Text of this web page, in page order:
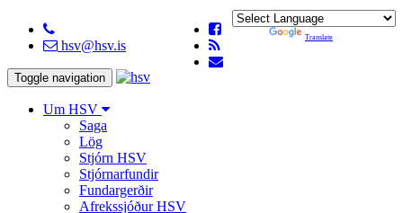
hsv@hsv.is
Translate
Toggle navigation
Um HSV
Saga
Lög
Stjórn HSV
Stjórnarfundir
Fundargerðir
Afrekssjóður HSV